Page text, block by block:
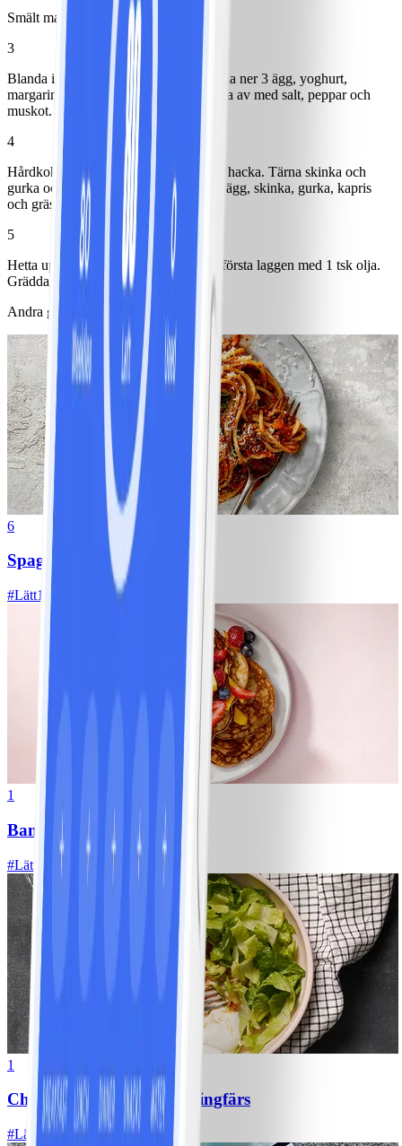
Smält margarin.
3
Blanda ihop mjöl och bakpulver. Blanda ner 3 ägg, yoghurt,
margarin, vatten och spenatpuré. Smaka av med salt, peppar och
muskot. Låt vila 15 minuter.
4
Hårdkoka 1 ägg. Låt svalna, skala och hacka. Tärna skinka och
gurka och finhacka kapris. Blanda ner ägg, skinka, gurka, kapris
och gräslök i fraiche.
5
Hetta upp våffeljärnet och pensla den första laggen med 1 tsk olja.
Grädda 6 våfflor. Servera med röran.
Andra gillade också
6
Spagetti med köttfärssås
#Lätt10 MIN
1
Bananpannkakor
#Lätt 5 MIN
1
Chili con carne med kycklingfärs
#Lätt